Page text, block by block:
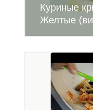
Куриные
Желтые